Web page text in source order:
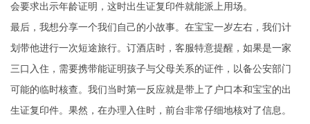
会要求出示年龄证明，这时出生证复印件就能派上用场。
最后，我想分享一个我们自己的小故事。在宝宝一岁左右，我们计
划带他进行一次短途旅行。订酒店时，客服特意提醒，如果是一家
三口入住，需要携带能证明孩子与父母关系的证件，以备公安部门
可能的临时核查。我们当时第一反应就是带上了户口本和宝宝的出
生证复印件。果然，在办理入住时，前台非常仔细地核对了信息。